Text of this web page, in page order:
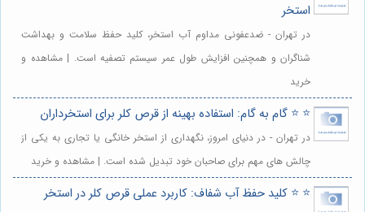
استخر
در تهران - ضدعفونی مداوم آب استخر، کلید حفظ سلامت و بهداشت
شناگران و همچنین افزایش طول عمر سیستم تصفیه است. | مشاهده و
خرید
⭐️ ⭐️ گام به گام: استفاده بهینه از قرص کلر برای استخرداران
در تهران - در دنیای امروز، نگهداری از استخر خانگی یا تجاری به یکی از
چالش های مهم برای صاحبان خود تبدیل شده است. | مشاهده و خرید
⭐️ ⭐️ کلید حفظ آب شفاف: کاربرد عملی قرص کلر در استخر